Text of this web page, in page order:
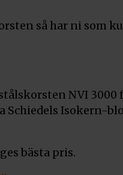
så har ni
NVI
Isokern-
bästa pris.